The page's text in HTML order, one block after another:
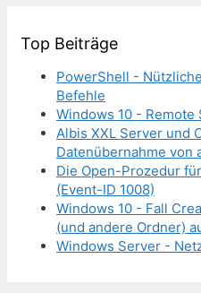
Top Beiträge
PowerShell -
Befehle
Windows 10 -
Albis XXL Server und
Datenübernahme von
Die Open-Prozedur
(Event-ID 1008)
Windows 10 - Fall
(und andere Ordner)
Windows Server -